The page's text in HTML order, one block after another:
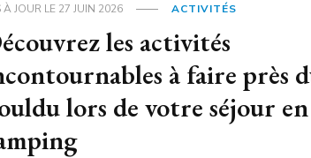
À JOUR LE 27 JUIN 2026 ACTIVITÉS
les activités
à faire près
lors de votre séjour en